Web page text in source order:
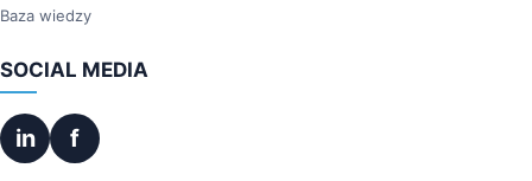
Baza wiedzy
SOCIAL MEDIA
in f